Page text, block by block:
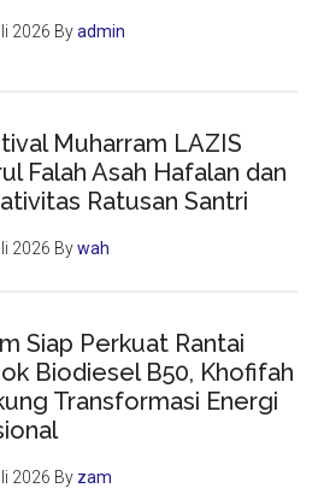
2026 Byadmin
Muharram LAZIS
Falah Asah Hafalan dan
Ratusan Santri
2026 Bywah
Siap Perkuat Rantai
Biodiesel B50, Khofifah
Transformasi Energi
2026 By zam